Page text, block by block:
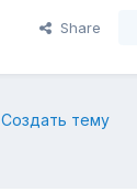
Share
Создать тему